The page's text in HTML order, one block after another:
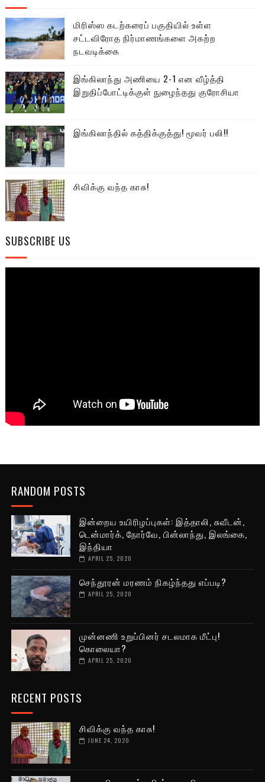
மிரிஸ்ஸ கடற்கரைப் பகுதியில் உள்ள
சட்டவிரோத நிர்மாணங்களை அகற்ற
நடவடிக்கை
இங்கிலாந்து அணியை 2-1 என வீழ்த்தி
இறுதிப்போட்டிக்குள் நுழைந்தது குரோசியா
இங்கிலாந்தில் கத்திக்குத்து! மூவர் பலி!!
சிவிக்கு வந்த காசு!
SUBSCRIBE US
RANDOM POSTS
இன்றைய உயிரிழப்புகள்: இத்தாலி, சுவீடன்,
டென்மார்க், நோர்வே, பின்லாந்து, இலங்கை,
இந்தியா
APRIL 25, 2020
செந்தூரன் மரணம் நிகழ்ந்தது எப்படி?
APRIL 25, 2020
முன்னணி உறுப்பினர் சடலமாக மீட்பு!
கொலையா?
APRIL 25, 2020
RECENT POSTS
சிவிக்கு வந்த காசு!
JUNE 24, 2020